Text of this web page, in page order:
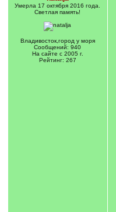
Умерла 17 октября 2016 года.
Светлая память!
Владивосток,город у моря
Сообщений: 940
На сайте с 2005 г.
Рейтинг: 267